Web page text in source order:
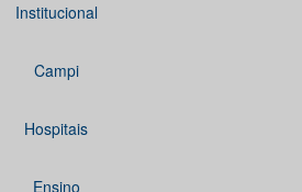
Institucional
Campi
Hospitais
Ensino